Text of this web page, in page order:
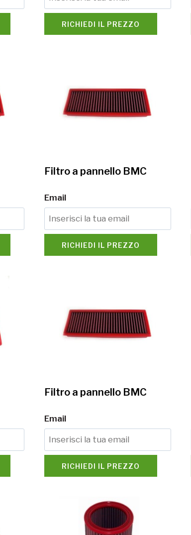
RICHIEDI IL PREZZO
Filtro a pannello BMC
Email
RICHIEDI IL PREZZO
Filtro a pannello BMC
Email
RICHIEDI IL PREZZO